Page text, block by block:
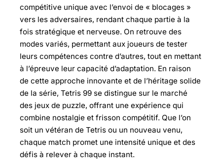
compétitive unique avec l’envoi de « blocages »
vers les adversaires, rendant chaque partie à la
fois stratégique et nerveuse. On retrouve des
modes variés, permettant aux joueurs de tester
leurs compétences contre d’autres, tout en mettant
à l’épreuve leur capacité d’adaptation. En raison
de cette approche innovante et de l’héritage solide
de la série, Tetris 99 se distingue sur le marché
des jeux de puzzle, offrant une expérience qui
combine nostalgie et frisson compétitif. Que l’on
soit un vétéran de Tetris ou un nouveau venu,
chaque match promet une intensité unique et des
défis à relever à chaque instant.